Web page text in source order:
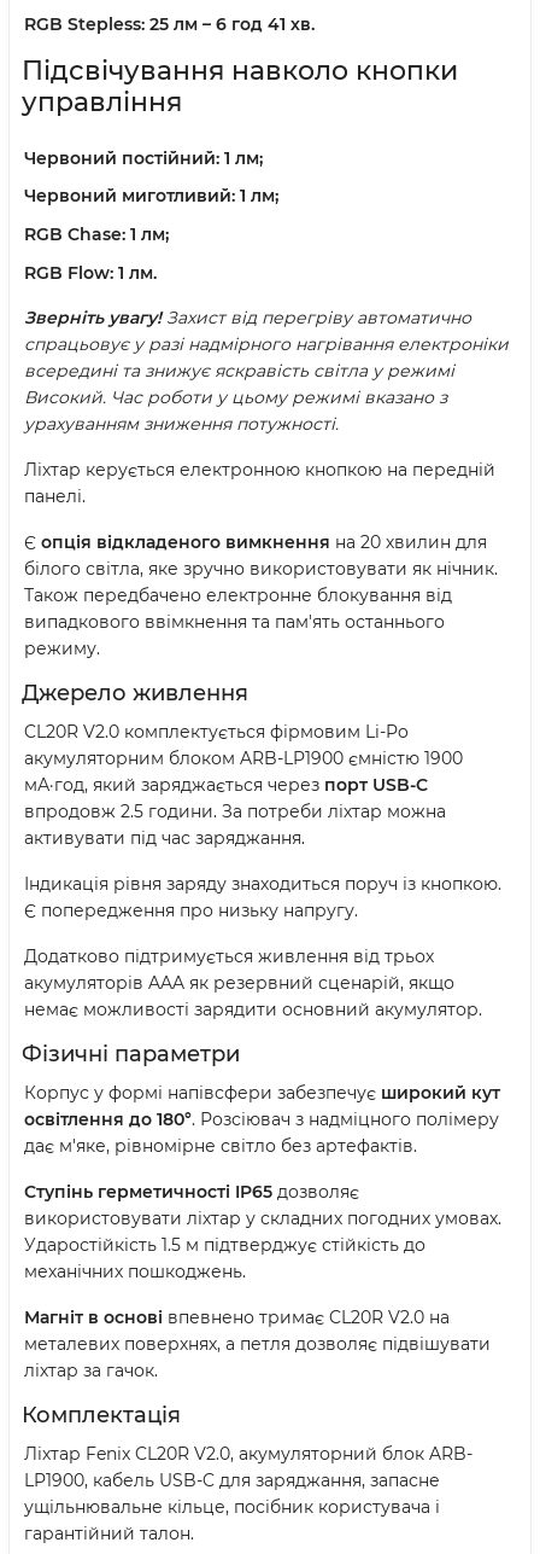
RGB Stepless: 25 лм – 6 год 41 хв.
Підсвічування навколо кнопки
управління
Червоний постійний: 1 лм;
Червоний миготливий: 1 лм;
RGB Chase: 1 лм;
RGB Flow: 1 лм.
Зверніть увагу!Захист від перегріву автоматично
спрацьовує у разі надмірного нагрівання електроніки
всередині та знижує яскравість світла у режимі
Високий. Час роботи у цьому режимі вказано з
урахуванням зниження потужності.
Ліхтар керується електронною кнопкою на передній
панелі.
Є опція відкладеного вимкнення на 20 хвилин для
білого світла, яке зручно використовувати як нічник.
Також передбачено електронне блокування від
випадкового ввімкнення та пам'ять останнього
режиму.
Джерело живлення
CL20R V2.0 комплектується фірмовим Li-Po
акумуляторним блоком ARB-LP1900 ємністю 1900
мА·год, який заряджається через порт USB-C
впродовж 2.5 години. За потреби ліхтар можна
активувати під час заряджання.
Індикація рівня заряду знаходиться поруч із кнопкою.
Є попередження про низьку напругу.
Додатково підтримується живлення від трьох
акумуляторів AAA як резервний сценарій, якщо
немає можливості зарядити основний акумулятор.
Фізичні параметри
Корпус у формі напівсфери забезпечує широкий кут
освітлення до 180°. Розсіювач з надміцного полімеру
дає м'яке, рівномірне світло без артефактів.
Ступінь герметичності IP65 дозволяє
використовувати ліхтар у складних погодних умовах.
Ударостійкість 1.5 м підтверджує стійкість до
механічних пошкоджень.
Магніт в основі впевнено тримає CL20R V2.0 на
металевих поверхнях, а петля дозволяє підвішувати
ліхтар за гачок.
Комплектація
Ліхтар Fenix CL20R V2.0, акумуляторний блок ARB-
LP1900, кабель USB-C для заряджання, запасне
ущільнювальне кільце, посібник користувача і
гарантійний талон.